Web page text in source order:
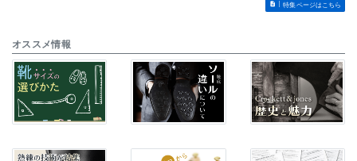
特集ページはこちら
オススメ情報